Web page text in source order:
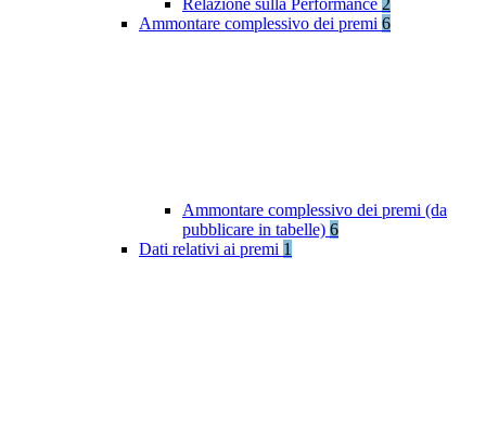
Relazione sulla Performance 2
Ammontare complessivo dei premi 6
Ammontare complessivo dei premi (da
pubblicare in tabelle) 6
Dati relativi ai premi 1